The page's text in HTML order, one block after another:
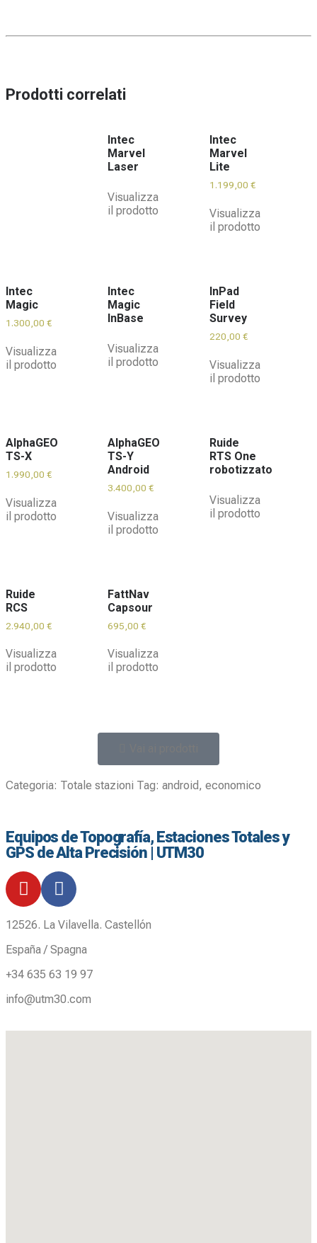
Prodotti correlati
Intec
Marvel
Laser
Visualizza
il prodotto
Intec
Marvel
Lite
1.199,00 €
Visualizza
il prodotto
Intec
Magic
1.300,00 €
Visualizza
il prodotto
Intec
Magic
InBase
Visualizza
il prodotto
InPad
Field
Survey
220,00 €
Visualizza
il prodotto
AlphaGEO
TS-X
1.990,00 €
Visualizza
il prodotto
AlphaGEO
TS-Y
Android
3.400,00 €
Visualizza
il prodotto
Ruide
RTS One
robotizzato
Visualizza
il prodotto
Ruide
RCS
2.940,00 €
Visualizza
il prodotto
FattNav
Capsour
695,00 €
Visualizza
il prodotto
Categoria: Totale stazioni Tag: android, economico
Equipos de Topografía, Estaciones Totales y
GPS de Alta Precisión | UTM30
12526. La Vilavella. Castellón
España / Spagna
+34 635 63 19 97
info@utm30.com